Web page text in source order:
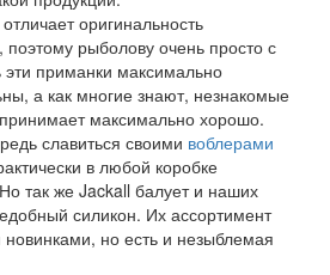
оригинальность
рыболову очень просто с
эти приманки максимально
а как многие знают, незнакомые
максимально хорошо.
славиться своими воблерами
в любой коробке
так же Jackall балует и наших
силикон. Их ассортимент
но есть и незыблемая